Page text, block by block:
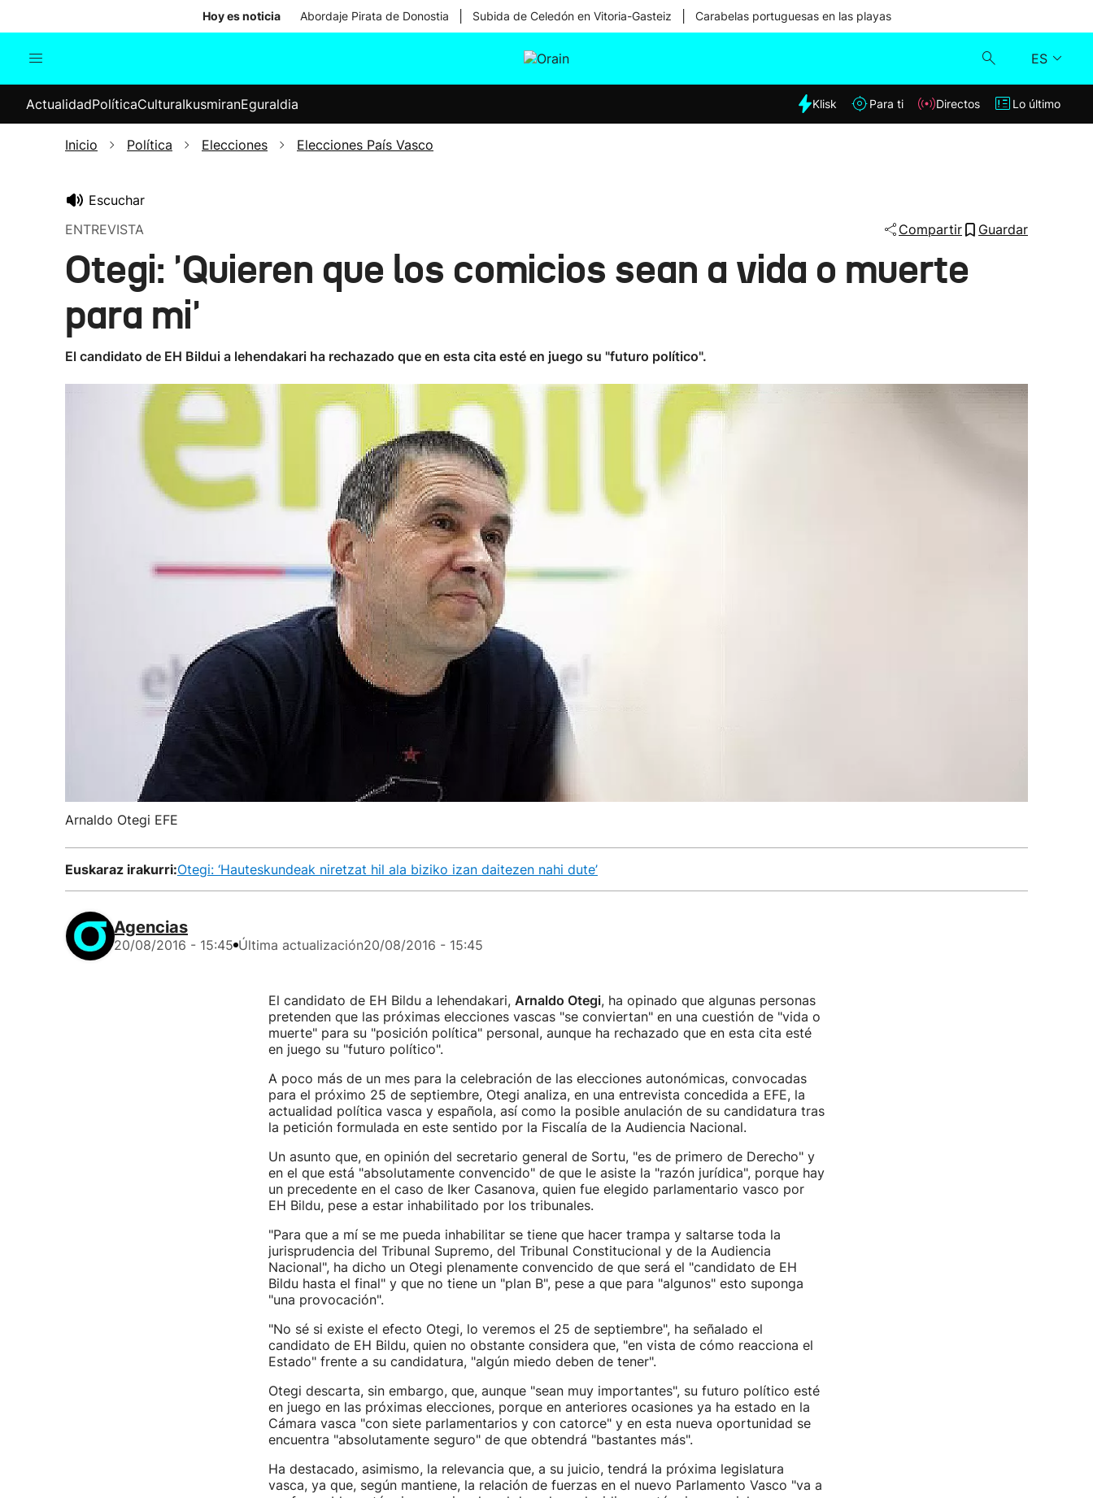
Hoy es noticia Abordaje Pirata de Donostia Subida de Celedón en Vitoria-Gasteiz Carabelas portuguesas en las playas
ES
Internacional
Elecciones
Klisk
ActualidadPolíticaCulturaIkusmiranEguraldia Klisk Para ti Directos Lo último
Inicio Política Elecciones Elecciones País Vasco
Escuchar
ENTREVISTA
Compartir Guardar
Otegi: 'Quieren que los comicios sean a vida o muerte
para mi'
El candidato de EH Bildui a lehendakari ha rechazado que en esta cita esté en juego su "futuro político".
Arnaldo Otegi EFE
Euskaraz irakurri:Otegi: ‘Hauteskundeak niretzat hil ala biziko izan daitezen nahi dute’
Agencias
20/08/2016 - 15:45 Última actualización20/08/2016 - 15:45
El candidato de EH Bildu a lehendakari, Arnaldo Otegi, ha opinado que algunas personas
pretenden que las próximas elecciones vascas "se conviertan" en una cuestión de "vida o
muerte" para su "posición política" personal, aunque ha rechazado que en esta cita esté
en juego su "futuro político".
A poco más de un mes para la celebración de las elecciones autonómicas, convocadas
para el próximo 25 de septiembre, Otegi analiza, en una entrevista concedida a EFE, la
actualidad política vasca y española, así como la posible anulación de su candidatura tras
la petición formulada en este sentido por la Fiscalía de la Audiencia Nacional.
Un asunto que, en opinión del secretario general de Sortu, "es de primero de Derecho" y
en el que está "absolutamente convencido" de que le asiste la "razón jurídica", porque hay
un precedente en el caso de Iker Casanova, quien fue elegido parlamentario vasco por
EH Bildu, pese a estar inhabilitado por los tribunales.
"Para que a mí se me pueda inhabilitar se tiene que hacer trampa y saltarse toda la
jurisprudencia del Tribunal Supremo, del Tribunal Constitucional y de la Audiencia
Nacional", ha dicho un Otegi plenamente convencido de que será el "candidato de EH
Bildu hasta el final" y que no tiene un "plan B", pese a que para "algunos" esto suponga
"una provocación".
"No sé si existe el efecto Otegi, lo veremos el 25 de septiembre", ha señalado el
candidato de EH Bildu, quien no obstante considera que, "en vista de cómo reacciona el
Estado" frente a su candidatura, "algún miedo deben de tener".
Otegi descarta, sin embargo, que, aunque "sean muy importantes", su futuro político esté
en juego en las próximas elecciones, porque en anteriores ocasiones ya ha estado en la
Cámara vasca "con siete parlamentarios y con catorce" y en esta nueva oportunidad se
encuentra "absolutamente seguro" de que obtendrá "bastantes más".
Ha destacado, asimismo, la relevancia que, a su juicio, tendrá la próxima legislatura
vasca, ya que, según mantiene, la relación de fuerzas en el nuevo Parlamento Vasco "va a